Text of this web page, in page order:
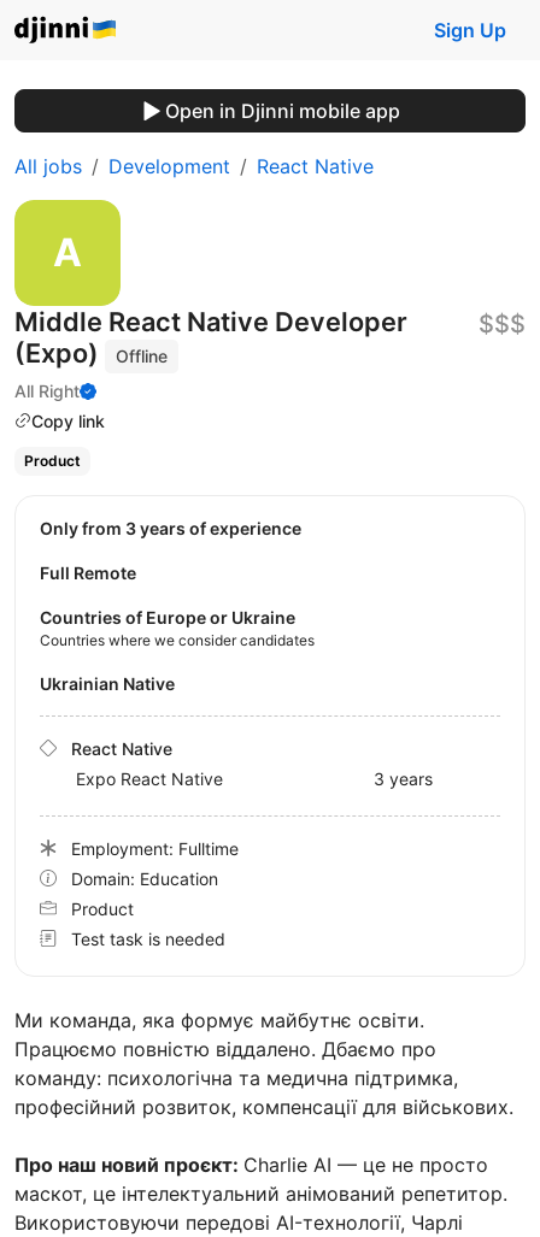
Sign Up
Open in Djinni mobile app
All jobs Development React Native
Middle React Native Developer
(Expo)
Offline
All Right
Copy link
$$$
Product
Ми команда, яка формує майбутнє освіти.
Працюємо повністю віддалено. Дбаємо про
команду: психологічна та медична підтримка,
професійний розвиток, компенсації для військових.
Про наш новий проєкт: Charlie AI — це не просто
маскот, це інтелектуальний анімований репетитор.
Використовуючи передові AI-технології, Чарлі
Only from 3 years of experience
Full Remote
Countries of Europe or Ukraine
Countries where we consider candidates
Ukrainian Native
React Native
Expo React Native
3 years
Employment: Fulltime
Domain: Education
Product
Test task is needed